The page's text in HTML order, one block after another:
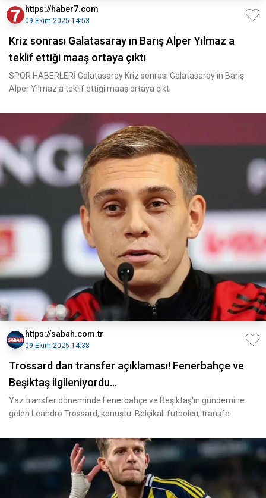
https://haber7.com
09 Ekim 2025 14:53
Kriz sonrası Galatasaray ın Barış Alper Yılmaz a
teklif ettiği maaş ortaya çıktı
SPOR HABERLERİ Galatasaray Kriz sonrası Galatasaray'ın Barış
Alper Yılmaz'a teklif ettiği maaş ortaya çıktı
https://sabah.com.tr
09 Ekim 2025 14:38
Trossard dan transfer açıklaması! Fenerbahçe ve
Beşiktaş ilgileniyordu...
Yaz transfer döneminde Fenerbahçe ve Beşiktaş'ın gündemine
gelen Leandro Trossard, konuştu. Belçikalı futbolcu, transfe